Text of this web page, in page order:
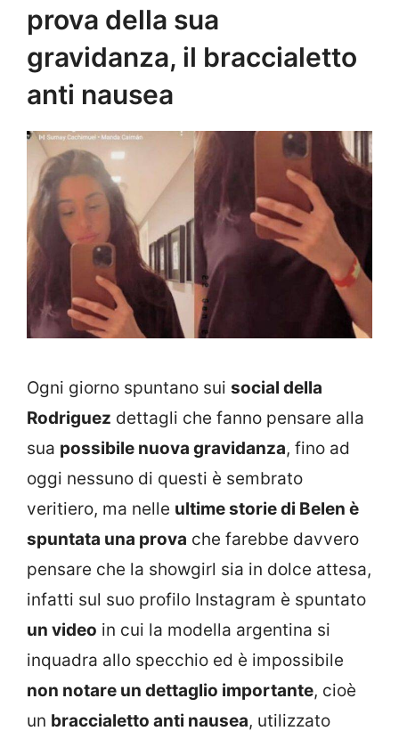
prova della sua
gravidanza, il braccialetto
anti nausea
Ogni giorno spuntano sui social della
Rodriguez dettagli che fanno pensare alla
sua possibile nuova gravidanza, fino ad
oggi nessuno di questi è sembrato
veritiero, ma nelle ultime storie di Belen è
spuntata una prova che farebbe davvero
pensare che la showgirl sia in dolce attesa,
infatti sul suo profilo Instagram è spuntato
un video in cui la modella argentina si
inquadra allo specchio ed è impossibile
non notare un dettaglio importante, cioè
un braccialetto anti nausea, utilizzato